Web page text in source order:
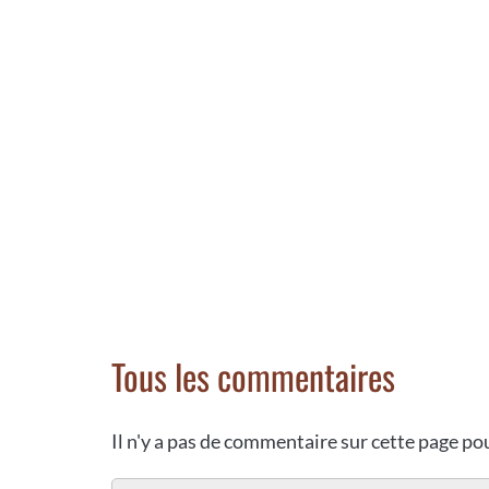
Tous les commentaires
Il n'y a pas de commentaire sur cette page